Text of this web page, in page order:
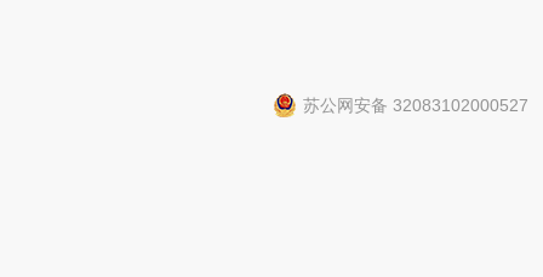
苏公网安备 32083102000527